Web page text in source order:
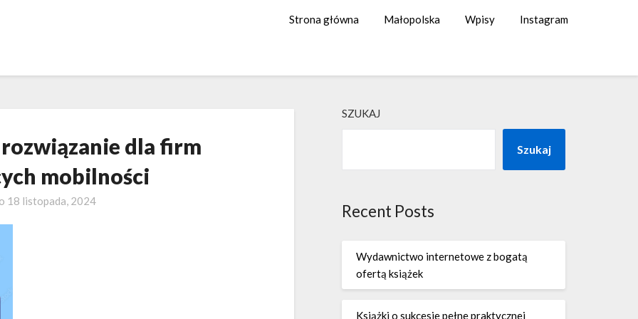
Strona główna Małopolska Wpisy Instagram
dla firm
mobilności
18 listopada, 2024
SZUKAJ
Szukaj
Recent Posts
Wydawnictwo internetowe z bogatą
ofertą książek
Książki o sukcesie pełne praktycznej